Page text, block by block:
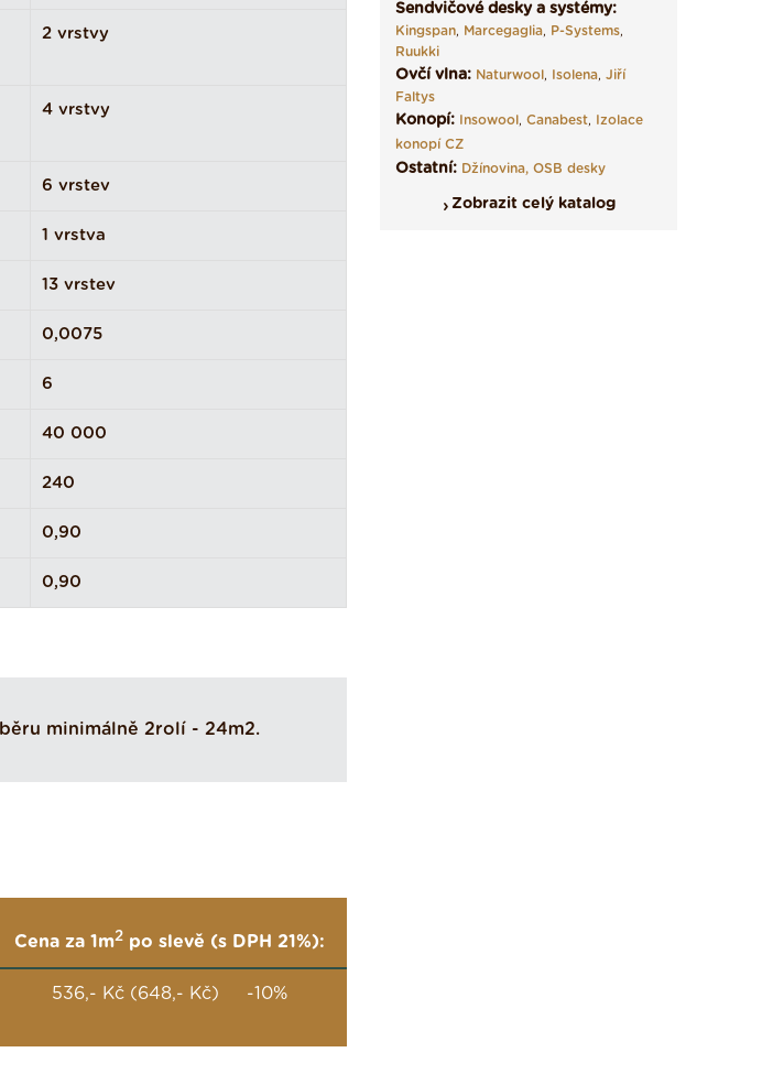
2 vrstvy
4 vrstvy
6 vrstev
1 vrstva
13 vrstev
0,0075
6
40 000
240
0,90
0,90
minimálně 2rolí - 24m2.
Cena za 1m2 po slevě (s DPH 21%):
536,- Kč (648,- Kč) -10%
Sendvičové desky a systémy:
Kingspan, Marcegaglia, P-Systems,
Ruukki
Ovčí vlna: Naturwool, Isolena, Jiří
Faltys
Konopí: Insowool, Canabest, Izolace
konopí CZ
Ostatní: Džínovina, OSB desky
Zobrazit celý katalog